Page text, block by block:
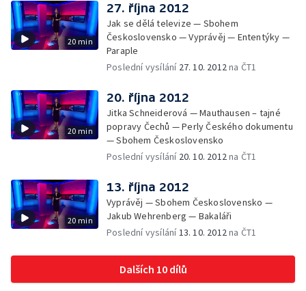
20 min
27. října 2012
Jak se dělá televize — Sbohem
Československo — Vyprávěj — Ententýky —
Paraple
Poslední vysílání 27. 10. 2012na ČT1
20 min
20. října 2012
Jitka Schneiderová — Mauthausen – tajné
popravy Čechů — Perly Českého dokumentu
— Sbohem Československo
Poslední vysílání 20. 10. 2012na ČT1
20 min
13. října 2012
Vyprávěj — Sbohem Československo —
Jakub Wehrenberg — Bakaláři
Poslední vysílání13. 10. 2012na ČT1
Dalších 10 dílů